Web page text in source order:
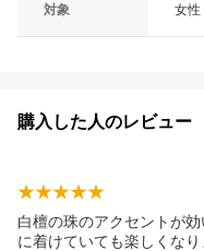
対象 女性
購入した人のレビュー
白檀の珠のアクセントが
に着けていても楽しくなり